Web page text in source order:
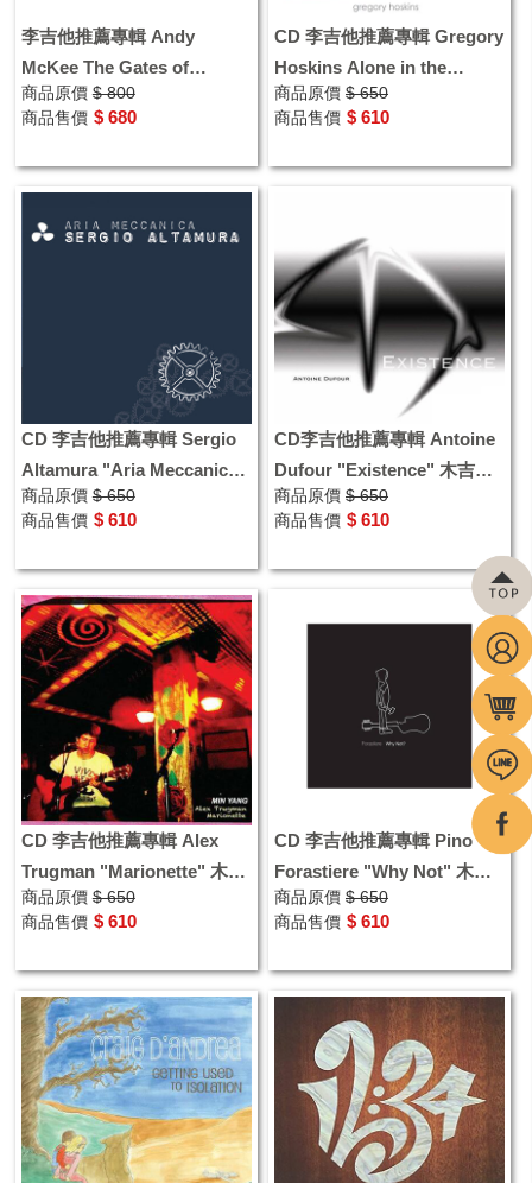
李吉他推薦專輯 Andy
McKee The Gates of
Gnomeria 木吉他指彈演奏專
輯
商品原價 $ 800
商品售價 $ 680
CD 李吉他推薦專輯 Gregory
Hoskins Alone in the
Mayors House
商品原價 $ 650
商品售價 $ 610
CD 李吉他推薦專輯 Sergio
Altamura "Aria Meccanica"
木吉他指彈演奏專輯
商品原價 $ 650
商品售價 $ 610
CD李吉他推薦專輯 Antoine
Dufour "Existence" 木吉他
演奏專輯
商品原價 $ 650
商品售價 $ 610
CD 李吉他推薦專輯 Alex
Trugman "Marionette" 木吉
他指彈演奏專輯
商品原價 $ 650
商品售價 $ 610
CD 李吉他推薦專輯 Pino
Forastiere "Why Not" 木吉
他指彈演奏專輯
商品原價 $ 650
商品售價 $ 610